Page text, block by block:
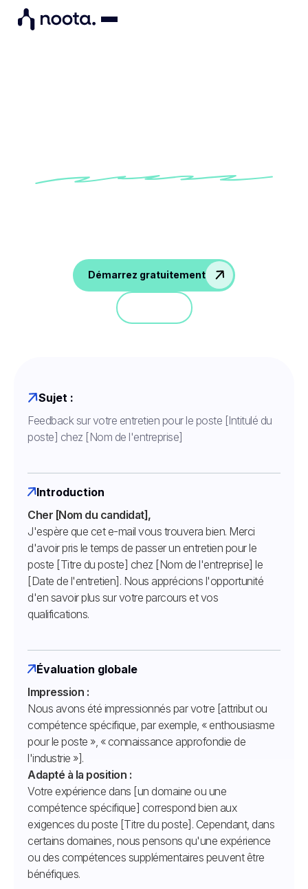
Démarrez gratuitement
Sujet :
Feedback sur votre entretien pour le poste [Intitulé du
poste] chez [Nom de l'entreprise]
Introduction
Cher [Nom du candidat],
J'espère que cet e-mail vous trouvera bien. Merci
d'avoir pris le temps de passer un entretien pour le
poste [Titre du poste] chez [Nom de l'entreprise] le
[Date de l'entretien]. Nous apprécions l'opportunité
d'en savoir plus sur votre parcours et vos
qualifications.
Évaluation globale
Impression :
Nous avons été impressionnés par votre [attribut ou
compétence spécifique, par exemple, « enthousiasme
pour le poste », « connaissance approfondie de
l'industrie »].
Adapté à la position :
Votre expérience dans [un domaine ou une
compétence spécifique] correspond bien aux
exigences du poste [Titre du poste]. Cependant, dans
certains domaines, nous pensons qu'une expérience
ou des compétences supplémentaires peuvent être
bénéfiques.